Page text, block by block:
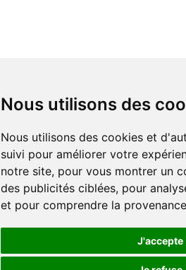
Nous utilisons des
Nous utilisons des cookies et
suivi pour améliorer votre
notre site, pour vous montrer un
des publicités ciblées, pour
et pour comprendre la
J'accepte